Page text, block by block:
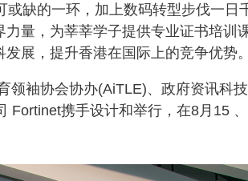
缺的一环，加上数码转型步伐一
量，为莘莘学子提供专业证书培
展，提升香港在国际上的竞争优势。
领袖协会协办(AiTLE)、政府资讯科
携手设计和举行，在8月15